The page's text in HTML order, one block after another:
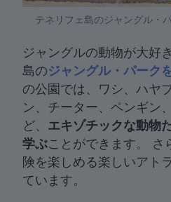
テネリフェ島のジャングル・
ジャングルの動物が大好
島のジャングル・パーク
の公園では、ワシ、ハヤ
ン、チーター、ペンギン
ど、 エキゾチックな動物
学ぶことができます。 さ
険を楽しめる楽しいアト
ています。